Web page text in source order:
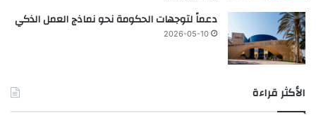
دعماً لتوجهات الحكومة نحو نماذج العمل الذكي
2026-05-10
الأكثر قراءة